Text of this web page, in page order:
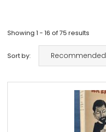
Showing 1 - 16 of75 results
Sort by: Recommended